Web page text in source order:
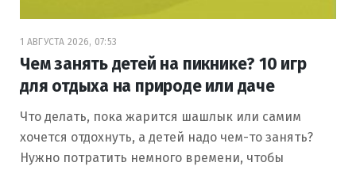
1 АВГУСТА 2026, 07:53
Чем занять детей на пикнике? 10 игр
для отдыха на природе или даче
Что делать, пока жарится шашлык или самим
хочется отдохнуть, а детей надо чем-то занять?
Нужно потратить немного времени, чтобы